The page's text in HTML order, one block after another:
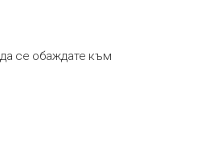
се обаждате към